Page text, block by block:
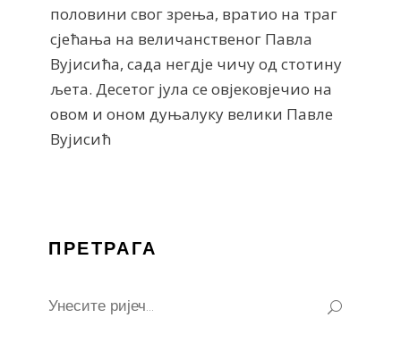
половини свог зрења, вратио на траг
сјећања на величанственог Павла
Вујисића, сада негдје чичу од стотину
љета. Десетог јула се овјековјечио на
овом и оном дуњалуку велики Павле
Вујисић
ПРЕТРАГА
for: